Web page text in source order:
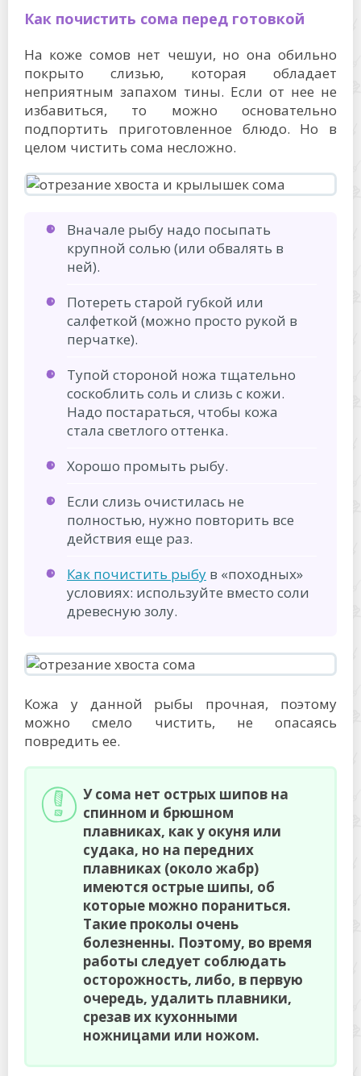
Как почистить сома перед готовкой
На коже сомов нет чешуи, но она обильно
покрыто слизью, которая обладает
неприятным запахом тины. Если от нее не
избавиться, то можно основательно
подпортить приготовленное блюдо. Но в
целом чистить сома несложно.
Вначале рыбу надо посыпать
крупной солью (или обвалять в
ней).
Потереть старой губкой или
салфеткой (можно просто рукой в
перчатке).
Тупой стороной ножа тщательно
соскоблить соль и слизь с кожи.
Надо постараться, чтобы кожа
стала светлого оттенка.
Хорошо промыть рыбу.
Если слизь очистилась не
полностью, нужно повторить все
действия еще раз.
Как почистить рыбу в «походных»
условиях: используйте вместо соли
древесную золу.
Кожа у данной рыбы прочная, поэтому
можно смело чистить, не опасаясь
повредить ее.
У сома нет острых шипов на
спинном и брюшном
плавниках, как у окуня или
судака, но на передних
плавниках (около жабр)
имеются острые шипы, об
которые можно пораниться.
Такие проколы очень
болезненны. Поэтому, во время
работы следует соблюдать
осторожность, либо, в первую
очередь, удалить плавники,
срезав их кухонными
ножницами или ножом.